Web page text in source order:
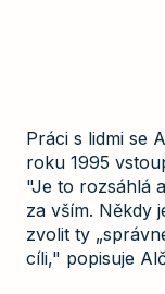
Práci s lidmi se
roku 1995
"Je to rozsáhlá
za vším. Někdy
zvolit ty
cíli," popisuje